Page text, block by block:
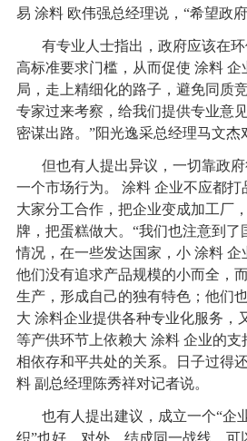
易 涂料欧伟强总经理说，“希望政府
有专业人士指出，政府应该在
高标准要求门槛，从而促使 涂料企
局，走上精细化的路子，避免同质
专家过来考察，给我们提供专业意
密谋出路。”阳光逸采总经理马文杰
但也有人提出异议，一切靠政
一个市场行为。 涂料企业不应都打
大家分工合作，把企业变成加工厂
牌，把蛋糕做大。“我们也注意到了
情况，在一些发达国家，小 涂料企
他们没有追求产品规模的小而全，
生产，形成自己的独有特色；他们
大 涂料企业提供各种专业化服务，
等产供环节上依赖大 涂料企业的支
相依存和平共处的关系。日子过得
料副总经理陈秀祥对记者说。
也有人提出建议，成立一个“企
织”也好，对外，结成同一战线，可